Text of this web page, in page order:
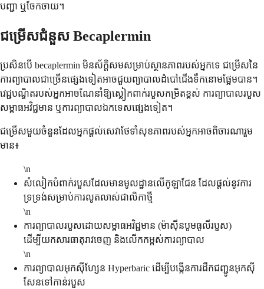
បញ្ជា ឬចែកចាយ។
ជម្រើសជំនួស Becaplermin
ប្រសិនបើ becaplermin មិនស័ក្តិសមសម្រាប់ស្ថានភាពរបស់អ្នកទេ ជម្រើសនៃ
ការព្យាបាលជាច្រើនផ្សេងទៀតអាចជួយព្យាបាលដំបៅជើងទឹកនោមផ្អែមបាន។
វេជ្ជបណ្ឌិតរបស់អ្នកអាចណែនាំឱ្យស្លៀកពាក់របួសកម្រិតខ្ពស់ ការព្យាបាលរបួស
សម្ពាធអវិជ្ជមាន ឬការព្យាបាលឯកទេសផ្សេងទៀត។
ជម្រើសមួយចំនួនដែលអ្នកផ្តល់សេវាថែទាំសុខភាពរបស់អ្នកអាចពិចារណារួម
មាន៖
\n
សំលៀកបំពាក់របួសដែលមានមូលដ្ឋានលើកូឡាជែន ដែលផ្តល់នូវការ
ទ្រទ្រង់សម្រាប់ការលូតលាស់ជាលិកាថ្មី
\n
ការព្យាបាលរបួសដោយសម្ពាធអវិជ្ជមាន (ម៉ាស៊ីនបូមធូលីរបួស)
ដើម្បីយកសារធាតុរាវចេញ និងលើកកម្ពស់ការព្យាបាល
\n
ការព្យាបាលអុកស៊ីហ្សែន Hyperbaric ដើម្បីបង្កើនការដឹកជញ្ជូនអុកស៊ី
សែនទៅកាន់របួស